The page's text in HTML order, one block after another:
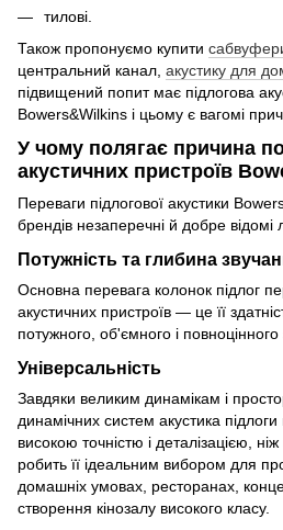
тилові.
Також пропонуємо купити
центральний канал, акустику для
підвищений попит має підлогова
Bowers&Wilkins і цьому є вагомі
У чому полягає причина
акустичних пристроїв
Переваги підлогової акустики
брендів незаперечні й добре відомі
Потужність та глибина
Основна перевага колонок підлог
акустичних пристроїв — це її
потужного, об'ємного і повноцінного
Універсальність
Завдяки великим динамікам і
динамічних систем акустика
високою точністю і деталізацією,
робить її ідеальним вибором для
домашніх умовах, ресторанах,
створення кінозалу високого класу.